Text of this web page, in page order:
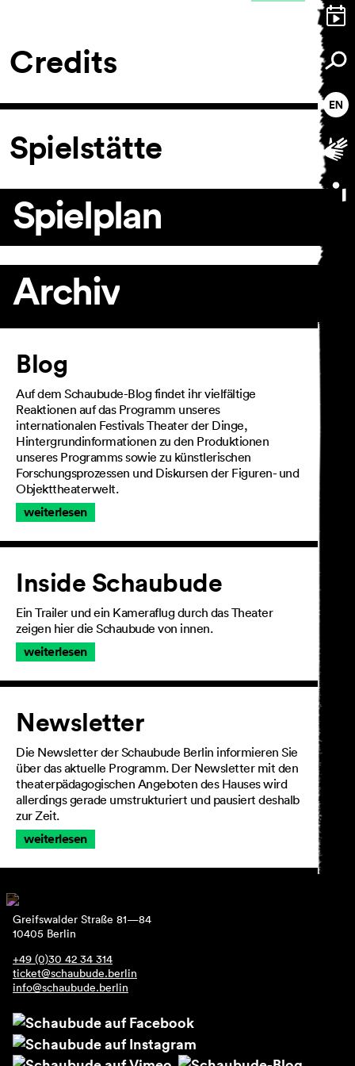
Credits
Spielstätte
Spielplan
Archiv
Artikel
Blog
Auf dem Schaubude-Blog findet ihr vielfältige
Reaktionen auf das Programm unseres
internationalen Festivals Theater der Dinge,
Hintergrundinformationen zu den Produktionen
unseres Programms sowie zu künstlerischen
Forschungsprozessen und Diskursen der Figuren- und
Objekttheaterwelt.
weiterlesen
Inside Schaubude
Ein Trailer und ein Kameraflug durch das Theater
zeigen hier die Schaubude von innen.
weiterlesen
Newsletter
Die Newsletter der Schaubude Berlin informieren Sie
über das aktuelle Programm. Der Newsletter mit den
theaterpädagogischen Angeboten des Hauses wird
allerdings gerade umstrukturiert und pausiert deshalb
zur Zeit.
weiterlesen
Greifswalder Straße 81—84
10405 Berlin
+49 (0)30 42 34 314
ticket@schaubude.berlin
info@schaubude.berlin